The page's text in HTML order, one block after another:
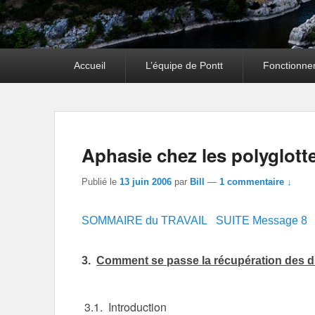
Accueil L’équipe de Pontt
Aphasie chez les
Publié le 13 juin 2006 par Bill — 1 commentaire ↓
SOMMAIRE du TRAVAIL SUITE Message 8
3. Comment se passe la récupération des
3.1. Introduction